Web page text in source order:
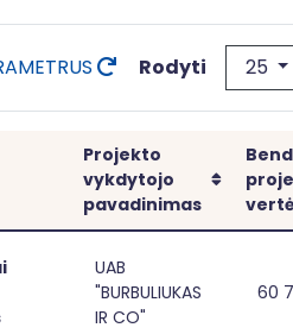
Rodyti 25
Projekto
vykdytojo
pavadinimas
Rikiuoti
ar mineralų
Geriamojo
vandens
UAB
"BURBULIUKAS
IR CO"
60